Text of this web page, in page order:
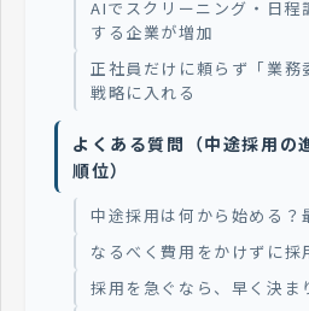
AIでスクリーニング・日程
する企業が増加
正社員だけに頼らず「業務
戦略に入れる
よくある質問（中途採用の
順位）
中途採用は何から始める？
なるべく費用をかけずに採
採用を急ぐなら、早く決ま